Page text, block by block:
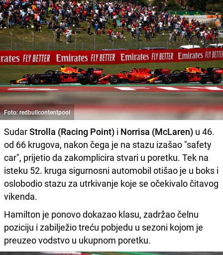
Foto: redbullcontentpool
SudarStrolla (Racing Point) i Norrisa (McLaren) u 46.
od 66 krugova, nakon čega je na stazu izašao "safety
car", prijetio da zakomplicira stvari u poretku. Tek na
isteku 52. kruga sigurnosni automobil otišao je u boks i
oslobodio stazu za utrkivanje koje se očekivalo čitavog
vikenda.
Hamilton je ponovo dokazao klasu, zadržao čelnu
poziciju i zabilježio treću pobjedu u sezoni kojom je
preuzeo vodstvo u ukupnom poretku.